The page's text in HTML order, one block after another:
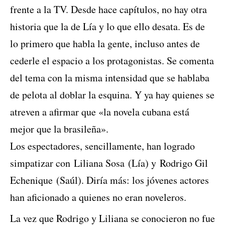
frente a la TV. Desde hace capítulos, no hay otra
historia que la de Lía y lo que ello desata. Es de
lo primero que habla la gente, incluso antes de
cederle el espacio a los protagonistas. Se comenta
del tema con la misma intensidad que se hablaba
de pelota al doblar la esquina. Y ya hay quienes se
atreven a afirmar que «la novela cubana está
mejor que la brasileña».
Los espectadores, sencillamente, han logrado
simpatizar con Liliana Sosa (Lía) y Rodrigo Gil
Echenique (Saúl). Diría más: los jóvenes actores
han aficionado a quienes no eran noveleros.
La vez que Rodrigo y Liliana se conocieron no fue